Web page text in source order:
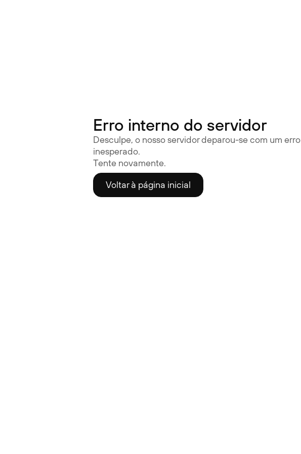
Erro interno do servidor
Desculpe, o nosso servidor deparou-se com um erro
inesperado.
Tente novamente.
Voltar à página inicial